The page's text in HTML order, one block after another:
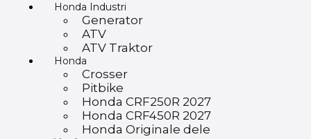
Honda Industri
Generator
ATV
ATV Traktor
Honda
Crosser
Pitbike
Honda CRF250R 2027
Honda CRF450R 2027
Honda Originale dele